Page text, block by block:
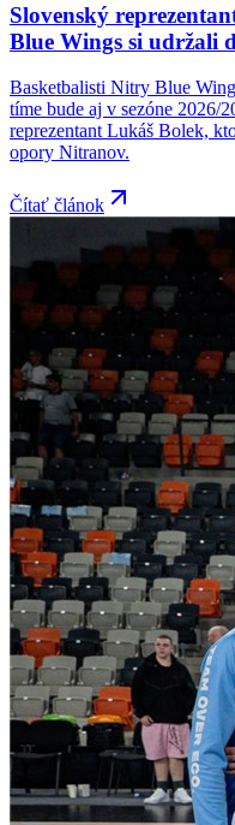
Slovenský
Blue Wings si udržali
Basketbalisti Nitry Blue
tíme bude aj v sezóne 2026/
reprezentant Lukáš Bolek,
opory Nitranov.
Čítať článok